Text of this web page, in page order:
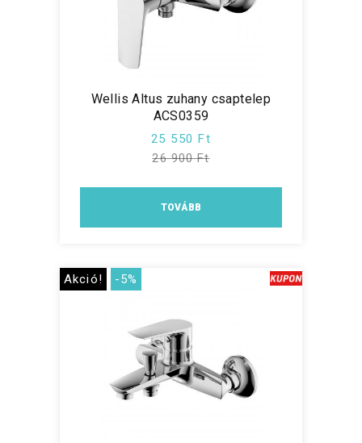
Wellis Altus zuhany csaptelep
ACS0359
25 550 Ft
26 900 Ft
TOVÁBB
Akció! -5%